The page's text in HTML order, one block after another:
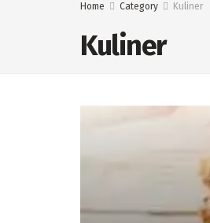
Home Category Kuliner
Kuliner